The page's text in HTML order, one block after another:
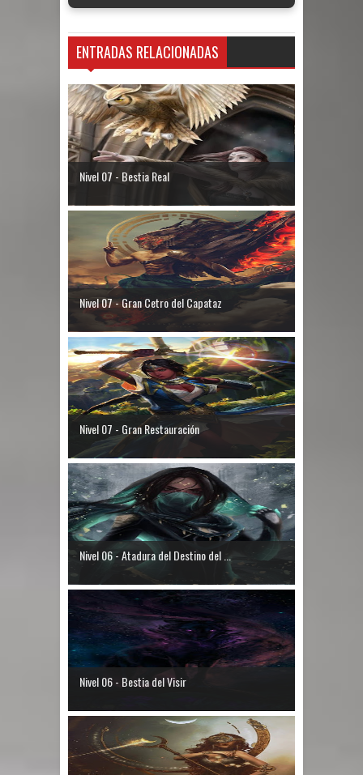
ENTRADAS RELACIONADAS
Nivel 07 - Bestia Real
Nivel 07 - Gran Cetro del Capataz
Nivel 07 - Gran Restauración
Nivel 06 - Atadura del Destino del ...
Nivel 06 - Bestia del Visir